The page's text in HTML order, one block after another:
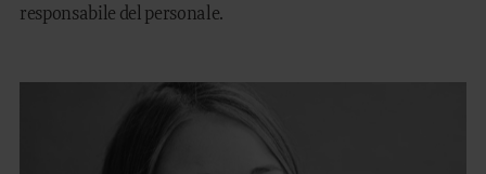
responsabile del personale.